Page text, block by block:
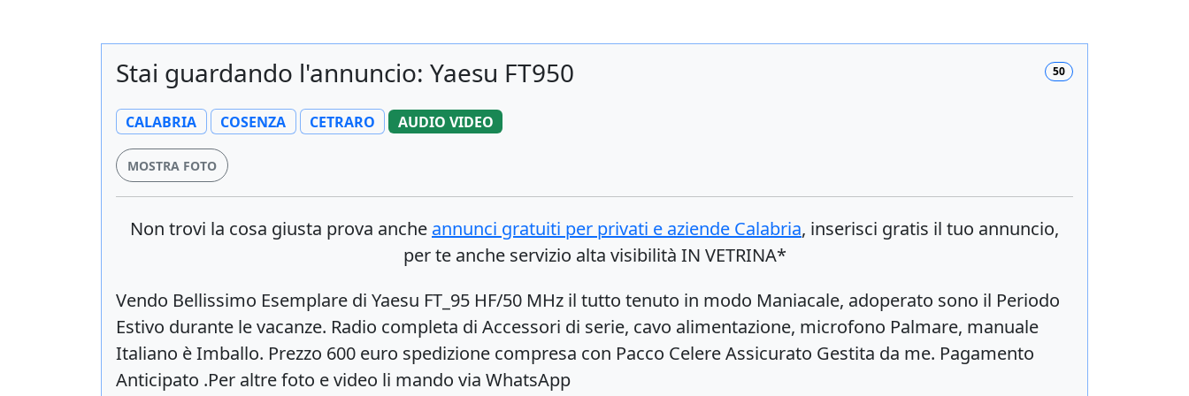
50
Stai guardando l'annuncio: Yaesu FT950
CALABRIA COSENZA CETRARO AUDIO VIDEO
MOSTRA FOTO
Non trovi la cosa giusta prova anche annunci gratuiti per privati e aziende Calabria, inserisci gratis il tuo annuncio,
per te anche servizio alta visibilità IN VETRINA*
Vendo Bellissimo Esemplare di Yaesu FT_95 HF/50 MHz il tutto tenuto in modo Maniacale, adoperato sono il Periodo
Estivo durante le vacanze. Radio completa di Accessori di serie, cavo alimentazione, microfono Palmare, manuale
Italiano è Imballo. Prezzo 600 euro spedizione compresa con Pacco Celere Assicurato Gestita da me. Pagamento
Anticipato .Per altre foto e video li mando via WhatsApp